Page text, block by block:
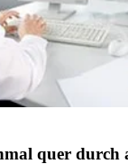
quer durch